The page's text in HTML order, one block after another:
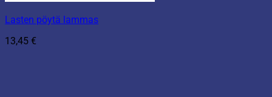
Lasten pöytä lammas
13,45 €